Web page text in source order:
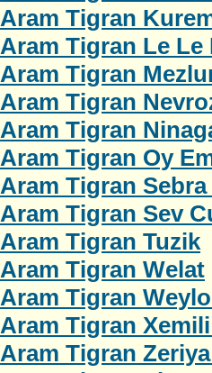
Aram Tigran
Aram Tigran Le Le
Aram Tigran
Aram Tigran
Aram Tigran
Aram Tigran Oy
Aram Tigran
Aram Tigran Sev
Aram Tigran Tuzik
Aram Tigran Welat
Aram Tigran
Aram Tigran
Aram Tigran